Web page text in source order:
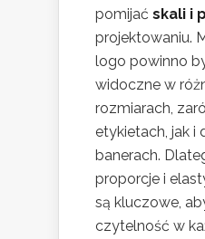
pomijać skali i
projektowaniu.
logo powinno
widoczne w
rozmiarach,
etykietach, jak i
banerach.
proporcje i
są kluczowe,
czytelność w